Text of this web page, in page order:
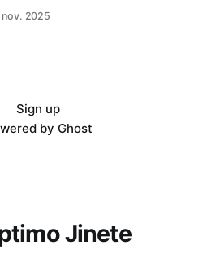
nov. 2025
Sign up
by Ghost
Jinete